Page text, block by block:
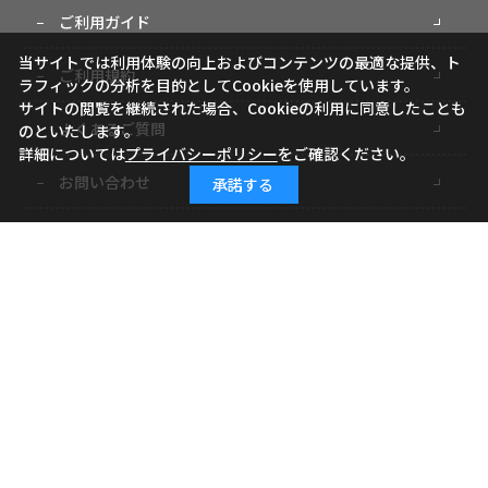
ご利用ガイド
ご利用規約
よくあるご質問
お問い合わせ
当サイトでは利用体験の向上およびコンテンツの最適な提供、ト
ラフィックの分析を目的としてCookieを使用しています。
サイトの閲覧を継続された場合、Cookieの利用に同意したことも
のといたします。
詳細についてはプライバシーポリシーをご確認ください。
承諾する